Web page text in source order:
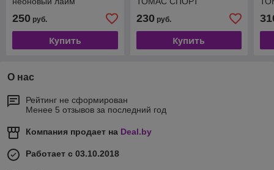
250 руб.
Купить
230руб.
Купить
О нас
Рейтинг не сформирован
Менее 5 отзывов за последний год
Компания продает на Deal.by
Работает с 03.10.2018